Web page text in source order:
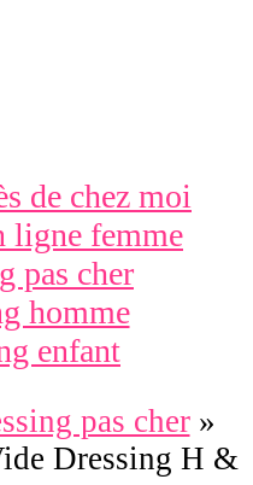
de chez moi
ligne femme
pas cher
homme
enfant
pas cher»
Dressing H &